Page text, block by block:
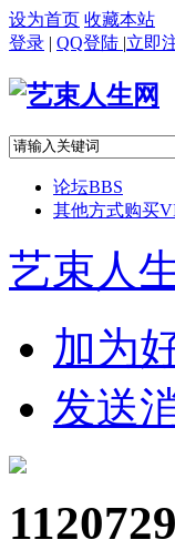
设为首页 收藏本站
登录 | QQ登陆 |立即
论坛BBS
其他方式购买
艺束人
加为
发送